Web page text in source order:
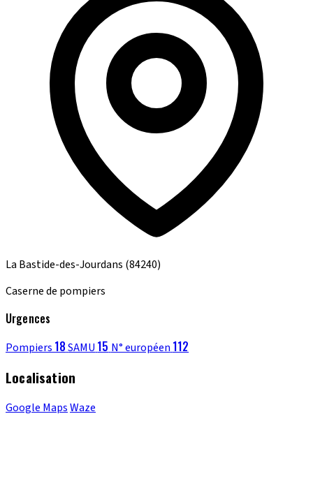
La Bastide-des-Jourdans (84240)
Caserne de pompiers
Urgences
Pompiers 18SAMU 15 N° européen 112
Localisation
Google MapsWaze